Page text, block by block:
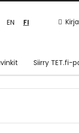
EN FI
Siirry TET.fi-